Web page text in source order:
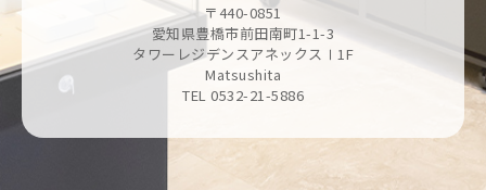
〒440-0851
愛知県豊橋市前田南町1-1-3
タワーレジデンスアネックスⅠ1F
Matsushita
TEL 0532-21-5886